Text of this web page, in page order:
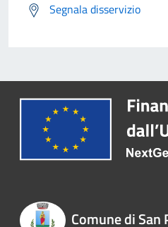
Segnala disservizio
Comune di